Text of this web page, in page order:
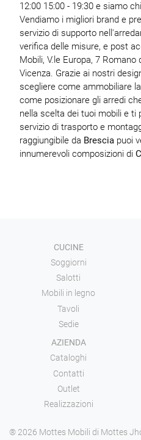
12:00 15:00 - 19:30 e siamo
Vendiamo i migliori brand e
servizio di supporto
verifica delle misure, e post
Mobili, V.le Europa, 7
Vicenza. Grazie ai nostri
scegliere come ammobiliare
come posizionare gli arredi
nella scelta dei tuoi mobili e ti
servizio di trasporto e
raggiungibile da Bresciapuoi
innumerevoli composizioni di
CUCINE
Soggiorni
Salotti
Mobili in legno
Tavoli
Sedie
AZIENDA
Cataloghi
Contatti
Outlet
Realizzazioni
® 2026 Mottes Mobili di Mottes